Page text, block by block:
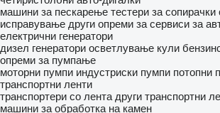
машини за пескарење тестери за сопирачки
исправување други опреми за сервиси за
електрични генератори
дизел генератори осветлување кули
опреми за пумпање
моторни пумпи индустриски пумпи потопни
транспортни ленти
транспортери со лента други транспортни
машини за обработка на камен